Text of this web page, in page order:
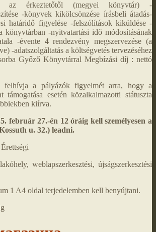
az érkeztetőtől (megyei könyvtár) -
-könyvek kikölcsönzése írásbeli átadás-
határidő figyelése -felszólítások kiküldése -
könyvtárban -nyitvatartási idő módosításának
-évente 4 rendezvény megszervezése (a
-adatszolgáltatás a költségvetés tervezéséhez
Győző Könyvtárral Megbízási díj : nettó
felhívja a pályázók figyelmét arra, hogy a
esetén közalkalmazotti státuszta
kiírva.
február 27.-én 12 óráig kell személyesen a
u. 32.) leadni.
weblapszerkesztési, újságszerkesztési
1 A4 oldal terjedelemben kell benyújtani.